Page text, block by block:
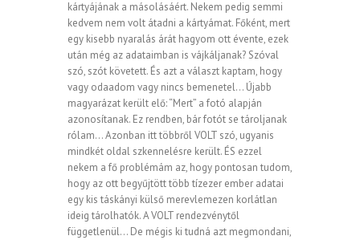
kártyájának a másolásáért. Nekem pedig semmi
kedvem nem volt átadni a kártyámat. Főként, mert
egy kisebb nyaralás árát hagyom ott évente, ezek
után még az adataimban is vájkáljanak? Szóval
szó, szót követett. És azt a választ kaptam, hogy
vagy odaadom vagy nincs bemenetel… Újabb
magyarázat került elő: “Mert” a fotó alapján
azonosítanak. Ez rendben, bár fotót se tároljanak
rólam… Azonban itt többről VOLT szó, ugyanis
mindkét oldal szkennelésre került. ÉS ezzel
nekem a fő problémám az, hogy pontosan tudom,
hogy az ott begyűjtött több tízezer ember adatai
egy kis táskányi külső merevlemezen korlátlan
ideig tárolhatók. A VOLT rendezvénytől
függetlenül… De mégis ki tudná azt megmondani,